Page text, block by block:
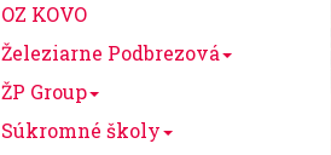
OZ KOVO
Železiarne Podbrezová
ŽP Group
Súkromné školy